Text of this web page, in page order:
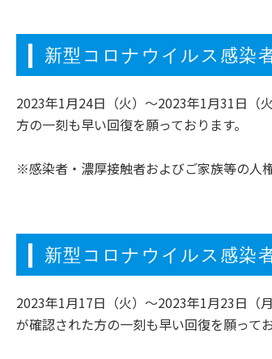
新型コロナウイルス感染
2023年1月24日（火）～2023年1月31日（
方の一刻も早い回復を願っております。
※感染者・濃厚接触者およびご家族等の人
新型コロナウイルス感染
2023年1月17日（火）～2023年1月23日（
が確認された方の一刻も早い回復を願ってお